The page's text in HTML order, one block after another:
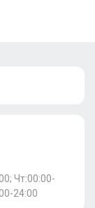
Чт:00:00-
24:00